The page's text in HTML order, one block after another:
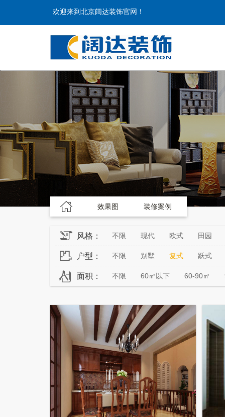
欢迎来到北京阔达装饰官网！
效果图 装修案例
风格： 不限 现代 欧式 田园
户型： 不限 别墅 复式 跃式
面积： 不限 60㎡以下 60-90㎡